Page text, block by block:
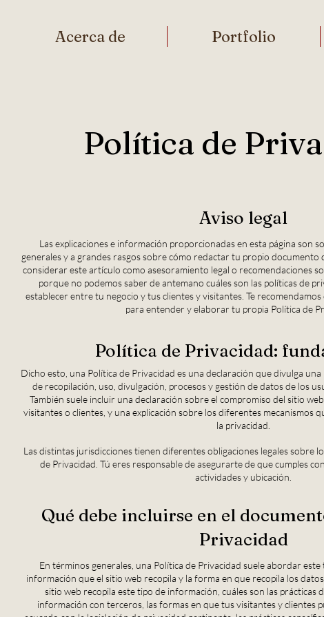
Acerca de Portfolio
Política de
Aviso legal
Las explicaciones e información proporcionadas en esta página son
generales y a grandes rasgos sobre cómo redactar tu propio documento
considerar este artículo como asesoramiento legal o recomendaciones
porque no podemos saber de antemano cuáles son las políticas de
establecer entre tu negocio y tus clientes y visitantes. Te
para entender y elaborar tu propia Política de
Política de Privacidad:
Dicho esto, una Política de Privacidad es una declaración que divulga
de recopilación, uso, divulgación, procesos y gestión de datos de los
También suele incluir una declaración sobre el compromiso del sitio
visitantes o clientes, y una explicación sobre los diferentes mecanismos
la privacidad.
Las distintas jurisdicciones tienen diferentes obligaciones legales sobre
de Privacidad. Tú eres responsable de asegurarte de que cumples
actividades y ubicación.
Qué debe incluirse en el
Privacidad
En términos generales, una Política de Privacidad suele abordar
información que el sitio web recopila y la forma en que recopila los
sitio web recopila este tipo de información, cuáles son las prácticas
información con terceros, las formas en que tus visitantes y clientes